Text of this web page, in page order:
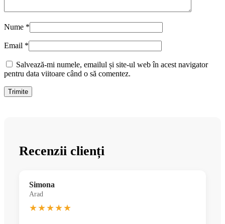
Nume *
Email *
Salvează-mi numele, emailul și site-ul web în acest navigator
pentru data viitoare când o să comentez.
Recenzii clienți
Simona
Arad
★★★★★